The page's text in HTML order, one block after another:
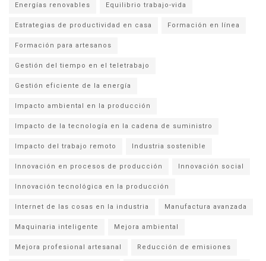
Energías renovables Equilibrio trabajo-vida
Estrategias de productividad en casa Formación en línea
Formación para artesanos
Gestión del tiempo en el teletrabajo
Gestión eficiente de la energía
Impacto ambiental en la producción
Impacto de la tecnología en la cadena de suministro
Impacto del trabajo remoto Industria sostenible
Innovación en procesos de producción Innovación social
Innovación tecnológica en la producción
Internet de las cosas en la industria Manufactura avanzada
Maquinaria inteligente Mejora ambiental
Mejora profesional artesanal Reducción de emisiones